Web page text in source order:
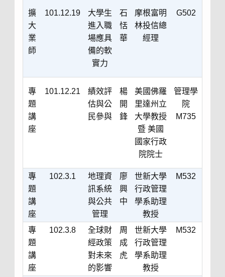
擴
大
業
師
101.12.19
大學生
進入職
場應具
備的軟
實力
石
恬
華
摩根富明
林投信總
經理
G502
專
題
講
座
101.12.21
績效評
估與公
民參與
楊
開
鋒
美國佛羅
里達州立
大學教授
暨 美國
國家行政
院院士
管理學
院
M735
專
題
講
座
102.3.1
地理資
訊系統
與公共
管理
廖
興
中
世新大學
行政管理
學系助理
教授
M532
專
題
講
座
102.3.8
全球財
經政策
對未來
的影響
周
成
虎
世新大學
行政管理
學系助理
教授
M532